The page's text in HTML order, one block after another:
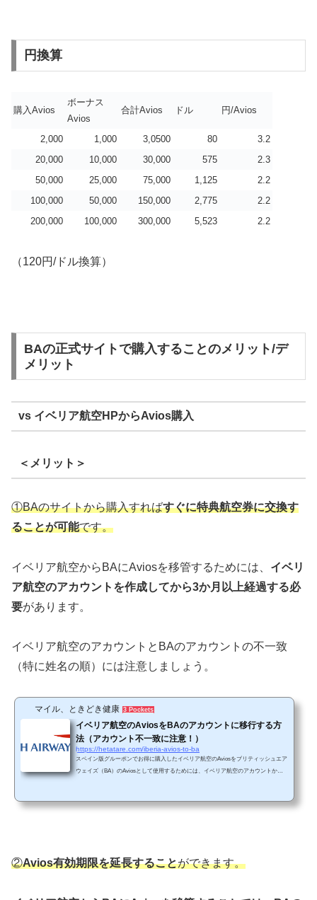
円換算
購入Avios
ボーナス
Avios
合計Avios ドル 円/Avios
2,000 1,000 3,0500 80
3.2
20,000
10,000 30,000 575
2.3
50,000
25,000 75,000 1,125
2.2
100,000
50,000 150,000 2,775
2.2
200,000
100,000 300,000 5,523 2.2
（120円/ドル換算）
BAの正式サイトで購入することのメリット/デ
メリット
vs イベリア航空HPからAvios購入
＜メリット＞
①BAのサイトから購入すればすぐに特典航空券に交換す
ることが可能です。
イベリア航空からBAにAviosを移管するためには、 イベリ
ア航空のアカウントを作成してから3か月以上経過する必
要があります。
イベリア航空のアカウントとBAのアカウントの不一致
（特に姓名の順）には注意しましょう。
マイル、ときどき健康 3 Pockets
イベリア航空のAviosをBAのアカウントに移行する方
法（アカウント不一致に注意！）
https://hetatare.com/iberia-avios-to-ba
スペイン版グルーポンでお得に購入したイベリア航空のAviosをブリティッシュエア
ウェイズ（BA）のAviosとして使用するためには、イベリア航空のアカウントからB
イン版グルーポンでお得に購入することができます。 BAのAviosは、例えば、以下
②Avios有効期限を延長することができます。